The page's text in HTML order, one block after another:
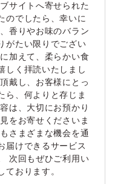
サイトへ寄せられた
のでしたら、幸いに
香りやお味のバラン
がたい限りでござい
加えて、柔らかい食
しく拝読いたしまし
戴し、お客様にとっ
ら、何よりと存じま
は、大切にお預かり
をお寄せくださいま
さまざまな機会を通
届けできるサービス
次回もぜひご利用い
ております。